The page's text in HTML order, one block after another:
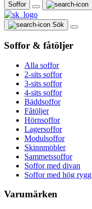
Soffor
Sök
Soffor & fåtöljer
Alla soffor
2-sits soffor
3-sits soffor
4-sits soffor
Bäddsoffor
Fåtöljer
Hörnsoffor
Lagersoffor
Modulsoffor
Skinnmöbler
Sammetssoffor
Soffor med divan
Soffor med hög rygg
Varumärken